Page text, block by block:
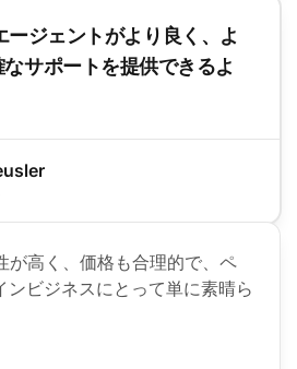
ジェントがより良く、よ
サポートを提供できるよ
が高く、価格も合理的で、ペ
ンビジネスにとって単に素晴ら